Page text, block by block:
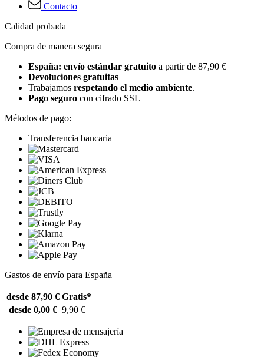
Contacto
Calidad probada
Compra de manera segura
España: envío estándar gratuito a partir de 87,90 €
Devoluciones gratuitas
Trabajamos respetando el medio ambiente.
Pago seguro con cifrado SSL
Métodos de pago:
Transferencia bancaria
Gastos de envío para España
desde 87,90 € Gratis*
desde 0,00 € 9,90 €